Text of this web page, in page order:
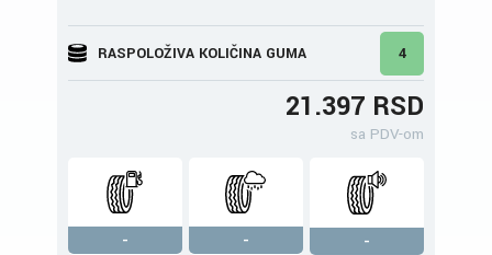
RASPOLOŽIVA KOLIČINA GUMA 4
21.397 RSD
sa PDV-om
- -
-